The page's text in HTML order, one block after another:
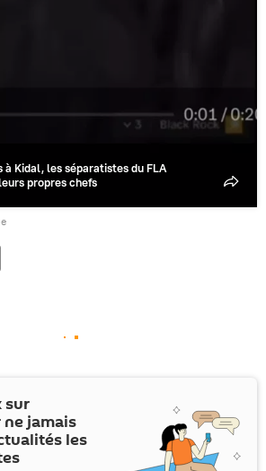
à Kidal, les séparatistes du FLA
propres chefs
sur
jamais
les